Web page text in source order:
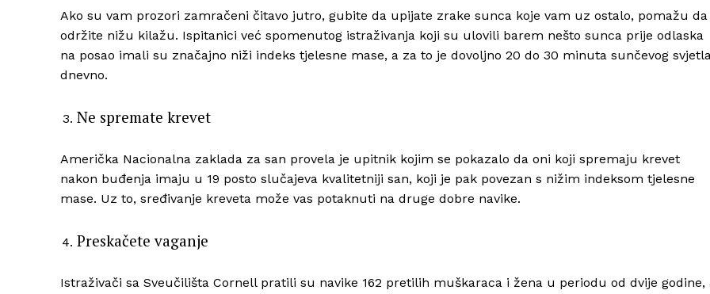
Ako su vam prozori zamračeni čitavo jutro, gubite da upijate zrake sunca koje vam uz ostalo, pomažu da
održite nižu kilažu. Ispitanici već spomenutog istraživanja koji su ulovili barem nešto sunca prije odlaska
na posao imali su značajno niži indeks tjelesne mase, a za to je dovoljno 20 do 30 minuta sunčevog
dnevno.
Ne spremate krevet
Američka Nacionalna zaklada za san provela je upitnik kojim se pokazalo da oni koji spremaju krevet
nakon buđenja imaju u 19 posto slučajeva kvalitetniji san, koji je pak povezan s nižim indeksom tjelesne
mase. Uz to, sređivanje kreveta može vas potaknuti na druge dobre navike.
Preskačete vaganje
Istraživači sa Sveučilišta Cornell pratili su navike 162 pretilih muškaraca i žena u periodu od dvije godine,